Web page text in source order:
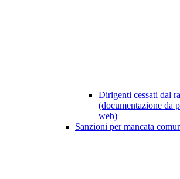
Dirigenti cessati dal
(documentazione da
web)
Sanzioni per mancata